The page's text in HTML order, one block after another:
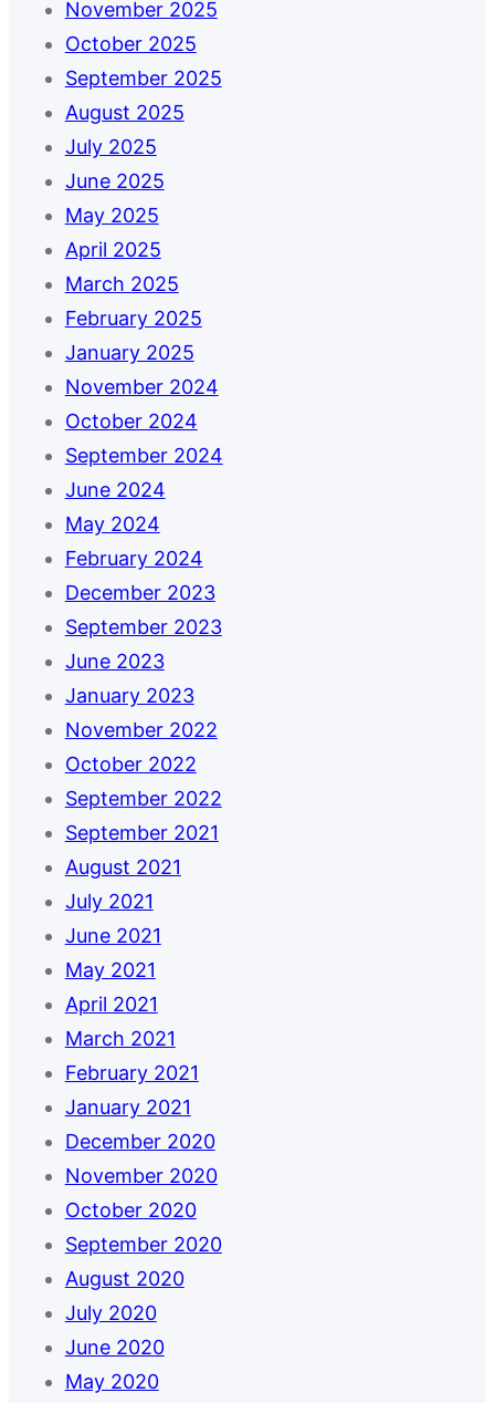
November 2025
October 2025
September 2025
August 2025
July 2025
June 2025
May 2025
April 2025
March 2025
February 2025
January 2025
November 2024
October 2024
September 2024
June 2024
May 2024
February 2024
December 2023
September 2023
June 2023
January 2023
November 2022
October 2022
September 2022
September 2021
August 2021
July 2021
June 2021
May 2021
April 2021
March 2021
February 2021
January 2021
December 2020
November 2020
October 2020
September 2020
August 2020
July 2020
June 2020
May 2020